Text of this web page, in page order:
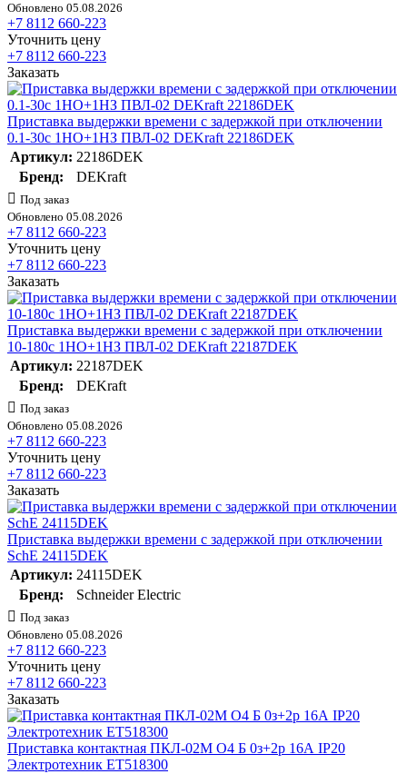
Обновлено 05.08.2026
+7 8112 660-223
Уточнить цену
+7 8112 660-223
Заказать
Приставка выдержки времени с задержкой при отключении
0.1-30с 1НО+1НЗ ПВЛ-02 DEKraft 22186DEK
Артикул: 22186DEK
Бренд:
DEKraft
Под заказ
Обновлено 05.08.2026
+7 8112 660-223
Уточнить цену
+7 8112 660-223
Заказать
Приставка выдержки времени с задержкой при отключении
10-180с 1НО+1НЗ ПВЛ-02 DEKraft 22187DEK
Артикул: 22187DEK
Бренд:
DEKraft
Под заказ
Обновлено 05.08.2026
+7 8112 660-223
Уточнить цену
+7 8112 660-223
Заказать
Приставка выдержки времени с задержкой при отключении
SchE 24115DEK
Артикул: 24115DEK
Бренд:
Schneider Electric
Под заказ
Обновлено 05.08.2026
+7 8112 660-223
Уточнить цену
+7 8112 660-223
Заказать
Приставка контактная ПКЛ-02М О4 Б 0з+2р 16А IP20
Электротехник ET518300